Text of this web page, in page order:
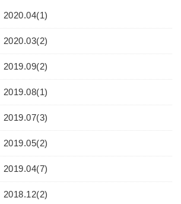
2020.04(1)
2020.03(2)
2019.09(2)
2019.08(1)
2019.07(3)
2019.05(2)
2019.04(7)
2018.12(2)